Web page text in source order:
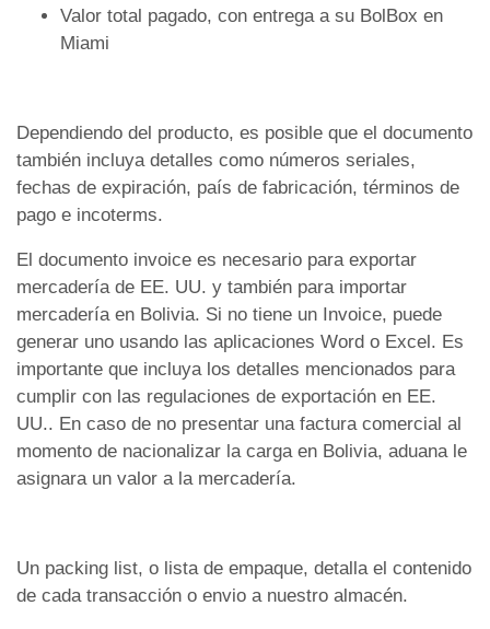
Valor total pagado, con entrega a su BolBox en
Miami
Dependiendo del producto, es posible que el documento
también incluya detalles como números seriales,
fechas de expiración, país de fabricación, términos de
pago e incoterms.
El documento invoice es necesario para exportar
mercadería de EE. UU. y también para importar
mercadería en Bolivia. Si no tiene un Invoice, puede
generar uno usando las aplicaciones Word o Excel. Es
importante que incluya los detalles mencionados para
cumplir con las regulaciones de exportación en EE.
UU.. En caso de no presentar una factura comercial al
momento de nacionalizar la carga en Bolivia, aduana le
asignara un valor a la mercadería.
Un packing list, o lista de empaque, detalla el contenido
de cada transacción o envio a nuestro almacén.